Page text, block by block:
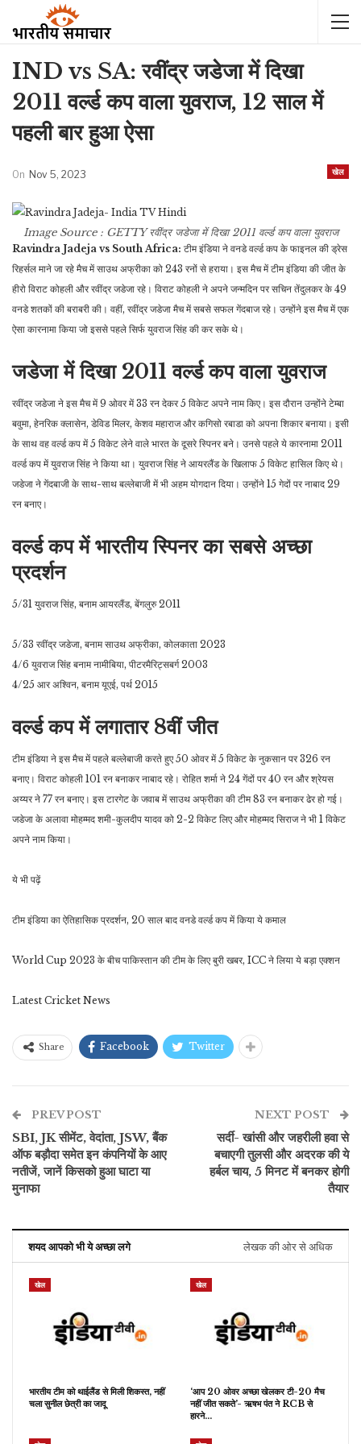
IND vs SA: रवींद्र जडेजा में दिखा
2011 वर्ल्ड कप वाला युवराज, 12 साल में
पहली बार हुआ ऐसा
खेल
On Nov 5, 2023
Image Source : GETTYरवींद्र जडेजा में दिखा 2011 वर्ल्ड कप वाला युवराज
Ravindra Jadeja vs South Africa: टीम इंडिया ने वनडे वर्ल्ड कप के फाइनल की ड्रेस
रिहर्सल माने जा रहे मैच में साउथ अफ्रीका को 243 रनों से हराया। इस मैच में टीम इंडिया की जीत के
हीरो विराट कोहली और रवींद्र जडेजा रहे। विराट कोहली ने अपने जन्मदिन पर सचिन तेंदुलकर के 49
वनडे शतकों की बराबरी की। वहीं, रवींद्र जडेजा मैच में सबसे सफल गेंदबाज रहे। उन्होंने इस मैच में एक
ऐसा कारनामा किया जो इससे पहले सिर्फ युवराज सिंह की कर सके थे।
जडेजा में दिखा 2011 वर्ल्ड कप वाला युवराज
रवींद्र जडेजा ने इस मैच में 9 ओवर में 33 रन देकर 5 विकेट अपने नाम किए। इस दौरान उन्होंने टेम्बा
बवुमा, हेनरिक क्लासेन, डेविड मिलर, केशव महाराज और कगिसो रबाडा को अपना शिकार बनाया। इसी
के साथ वह वर्ल्ड कप में 5 विकेट लेने वाले भारत के दूसरे स्पिनर बने। उनसे पहले ये कारनामा 2011
वर्ल्ड कप में युवराज सिंह ने किया था। युवराज सिंह ने आयरलैंड के खिलाफ 5 विकेट हासिल किए थे।
जडेजा ने गेंदबाजी के साथ-साथ बल्लेबाजी में भी अहम योगदान दिया। उन्होंने 15 गेदों पर नाबाद 29
रन बनाए।
वर्ल्ड कप में भारतीय स्पिनर का सबसे अच्छा
प्रदर्शन
5/31 युवराज सिंह, बनाम आयरलैंड, बेंगलुरु 2011
5/33 रवींद्र जडेजा, बनाम साउथ अफ्रीका, कोलकाता 2023
4/6 युवराज सिंह बनाम नामीबिया, पीटरमैरिट्सबर्ग 2003
4/25 आर अश्विन, बनाम यूएई, पर्थ 2015
वर्ल्ड कप में लगातार 8वीं जीत
टीम इंडिया ने इस मैच में पहले बल्लेबाजी करते हुए 50 ओवर में 5 विकेट के नुकसान पर 326 रन
बनाए। विराट कोहली 101 रन बनाकर नाबाद रहे। रोहित शर्मा ने 24 गेंदों पर 40 रन और श्रेयस
अय्यर ने 77 रन बनाए। इस टारगेट के जवाब में साउथ अफ्रीका की टीम 83 रन बनाकर ढेर हो गई।
जडेजा के अलावा मोहम्मद शमी-कुलदीप यादव को 2-2 विकेट लिए और मोहम्मद सिराज ने भी 1 विकेट
अपने नाम किया।
ये भी पढ़ें
टीम इंडिया का ऐतिहासिक प्रदर्शन, 20 साल बाद वनडे वर्ल्ड कप में किया ये कमाल
World Cup 2023 के बीच पाकिस्तान की टीम के लिए बुरी खबर, ICC ने लिया ये बड़ा एक्शन
Latest Cricket News
Share Facebook Twitter
PREV POST
SBI, JK सीमेंट, वेदांता, JSW, बैंक
ऑफ बड़ौदा समेत इन कंपनियों के आए
नतीजें, जानें किसको हुआ घाटा या
मुनाफा
NEXT POST
सर्दी- खांसी और जहरीली हवा से
बचाएगी तुलसी और अदरक की ये
हर्बल चाय, 5 मिनट में बनकर होगी
तैयार
शयद आपको भी ये अच्छा लगे लेखक की ओर से अधिक
खेल
भारतीय टीम को थाईलैंड से मिली शिकस्त, नहीं
चला सुनील छेत्री का जादू
खेल
‘आप 20 ओवर अच्छा खेलकर टी-20 मैच
नहीं जीत सकते’- ऋषभ पंत ने RCB से
हारने…